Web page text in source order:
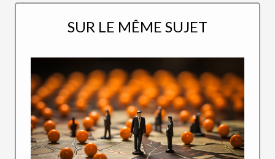
SUR LE MÊME SUJET